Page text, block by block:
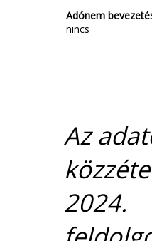
Adónem
nincs
Az
2024.